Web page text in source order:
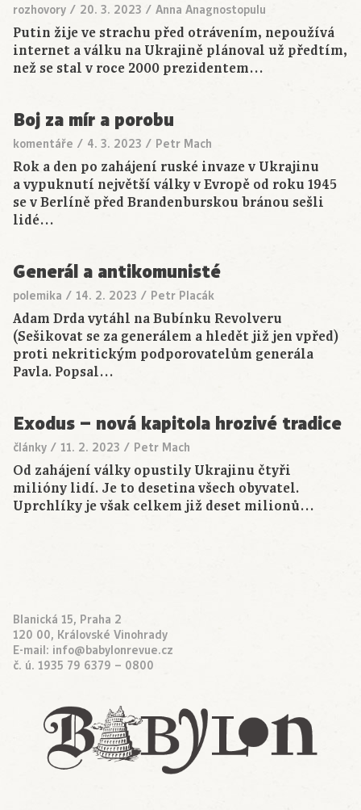
rozhovory / 20. 3. 2023 / Anna Anagnostopulu
Putin žije ve strachu před otrávením, nepoužívá
internet a válku na Ukrajině plánoval už předtím,
než se stal v roce 2000 prezidentem…
Boj za mír a porobu
komentáře / 4. 3. 2023 / Petr Mach
Rok a den po zahájení ruské invaze v Ukrajinu
a vypuknutí největší války v Evropě od roku 1945
se v Berlíně před Brandenburskou bránou sešli
lidé…
Generál a antikomunisté
polemika / 14. 2. 2023 / Petr Placák
Adam Drda vytáhl na Bubínku Revolveru
(Sešikovat se za generálem a hledět již jen vpřed)
proti nekritickým podporovatelům generála
Pavla. Popsal…
Exodus – nová kapitola hrozivé tradice
články / 11. 2. 2023 / Petr Mach
Od zahájení války opustily Ukrajinu čtyři
milióny lidí. Je to desetina všech obyvatel.
Uprchlíky je však celkem již deset milionů…
Blanická 15, Praha 2
120 00, Královské Vinohrady
E-mail: info@babylonrevue.cz
č. ú. 1935 79 6379 – 0800